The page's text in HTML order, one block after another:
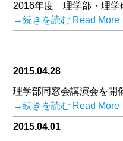
2016年度 理学部・理学
→続きを読む Read More
2015.04.28
理学部同窓会講演会を開
→続きを読む Read More
2015.04.01